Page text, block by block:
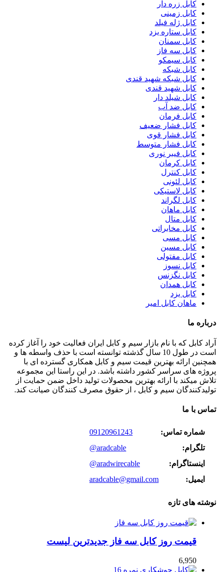
کابل زره دار
کابل زمینی
کابل ژله فیلد
کابل ستاره یزد
کابل سمنان
کابل سه فاز
کابل سیمکو
کابل شبکه
کابل شبکه شهید قندی
کابل شهید قندی
کابل شیلد دار
کابل ضد آب
کابل فرمان
کابل فشار ضعیف
کابل فشار قوی
کابل فشار متوسط
کابل فیبر نوری
کابل کرمان
کابل کنترل
کابل لئونی
کابل لاستیکی
کابل لگراند
کابل ماهان
کابل متال
کابل مخابراتی
کابل مسی
کابل مسین
کابل مفتولی
کابل نسوز
کابل نگزنس
کابل همدان
کابل یزد
ماهان کابل امیر
درباره ما
آراد کابل که با نام بازار سیم و کابل ایران فعالیت خود را آغاز کرده
است در طول 10 سال گذشته توانسته است با حذف واسطه ها و
همچنین ارائه بهترین قیمت سیم و کابل همکاری گسترده ای با
پروژه های سراسر کشور داشته باشد. در این راستا این مجموعه
تلاش میکند با ارائه بهترین محصولات تولید داخل ضمن حمایت از
تولیدکنندگان سیم و کابل ، از حقوق مصرف کنندگان صیانت کند.
تماس با ما
شماره تماس:
09120961243
تلگرام:
@aradcable
اینستاگرام:
@aradwirecable
ایمیل:
aradcable@gmail.com
نوشته های تازه
قیمت روز کابل سه فاز جدیدترین لیست
6,950